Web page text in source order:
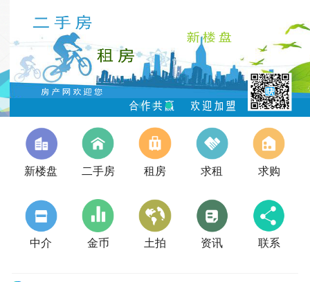
新楼盘 二手房 租房 求租 求购
中介 金币 土拍 资讯 联系